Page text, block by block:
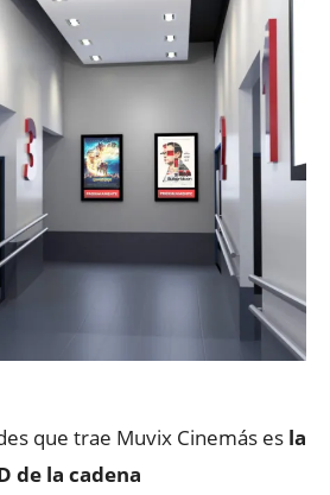
que trae Muvix Cinemás es la
de la cadena